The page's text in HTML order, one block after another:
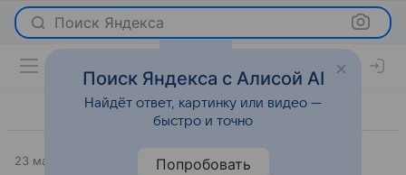
Поиск Яндекса
23 марта 2026 Леди Mail Светская жизнь
Поиск Яндекса с Алисой AI
Найдёт ответ, картинку или видео —
быстро и точно
Попробовать